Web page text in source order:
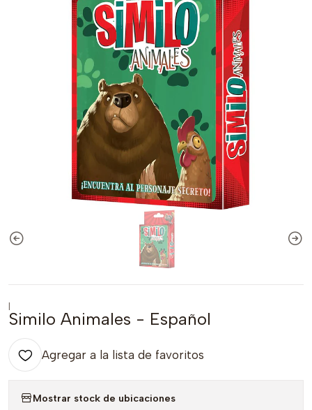
|
Similo Animales - Español
Agregar a la lista de favoritos
Mostrar stock de ubicaciones